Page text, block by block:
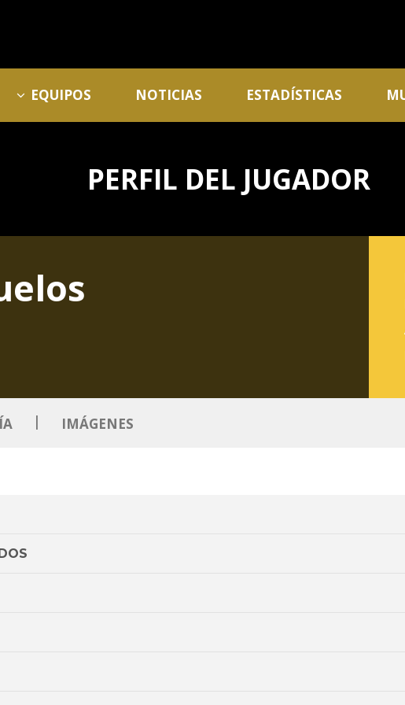
EQUIPOS NOTICIAS ESTADÍSTICAS
PERFIL DEL JUGADOR
| IMÁGENES